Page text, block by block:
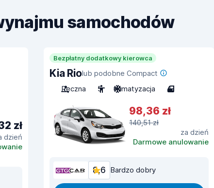
samochodów
zł
dzień
Bezpłatny dodatkowy kierowca
Kia Riolub podobne Compact
Ręczna
5 Klimatyzacja 4
98,36 zł
140,51 zł
za dzień
Darmowe anulowanie
8,6 Bardzo dobry